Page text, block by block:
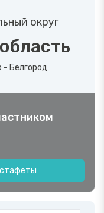
округ
Белгород